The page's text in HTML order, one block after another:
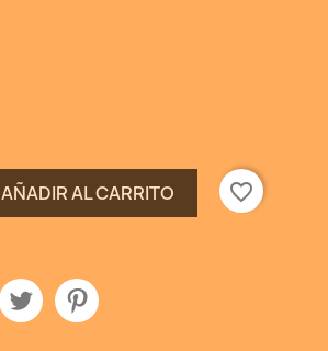
AÑADIR AL CARRITO
favorite_border